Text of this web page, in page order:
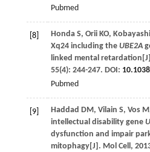
Pubmed
[8] Honda S, Orii KO, Kobayashi
Xq24 including the UBE2A
linked mental
55(4): 244-247. DOI:
Pubmed
[9] Haddad DM, Vilain S, Vos M
intellectual disability gene
dysfunction and impair
mitophagy[J]. Mol Cell,